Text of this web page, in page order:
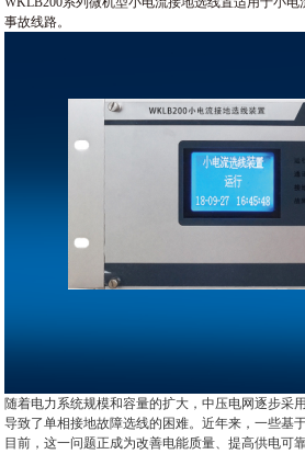
事故线路。
随着电力系统规模和容量的扩大，中压电网逐步采
导致了单相接地故障选线的困难。近年来，一些基
目前，这一问题正成为改善电能质量、提高供电可